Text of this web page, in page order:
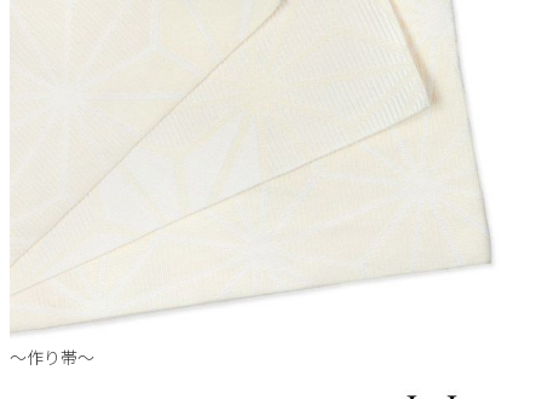
～作り帯～